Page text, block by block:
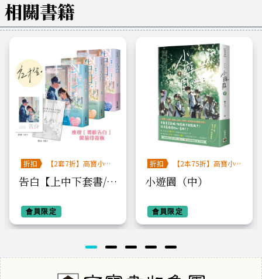
相關書籍
折扣
【2套7折】高寶小說
告白【上中下套書/首
- 應橙［勇敢告白］
限量印簽板
會員限定
折扣
【2本75折】高寶小
小遊園（中）
會員限定